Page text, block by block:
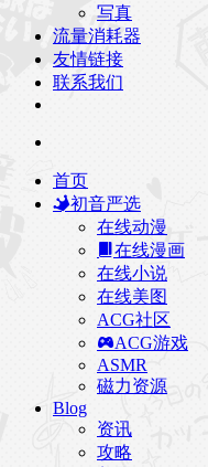
写真
流量消耗器
友情链接
联系我们
首页
初音严选
在线动漫
在线漫画
在线小说
在线美图
ACG社区
ACG游戏
ASMR
磁力资源
Blog
资讯
攻略